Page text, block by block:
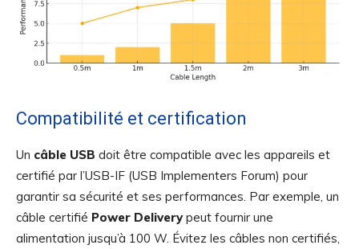
Compatibilité et certification
Un câble USB doit être compatible avec les appareils et
certifié par l’USB-IF (USB Implementers Forum) pour
garantir sa sécurité et ses performances. Par exemple, un
câble certifié Power Deliverypeut fournir une
alimentation jusqu’à 100 W. Évitez les câbles non certifiés,